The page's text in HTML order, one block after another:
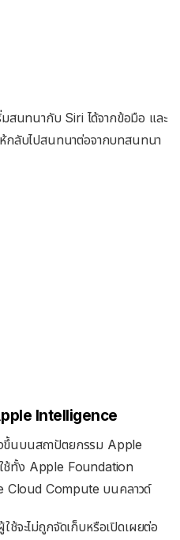
สนทนากับ Siri ได้จากข้อมือ และ
กลับไปสนทนาต่อจากบทสนทนา
Intelligence
ขึ้นบนสถาปัตยกรรม Apple
ช้ทั้ง Apple Foundation
Cloud Compute บนคลาวด์
จะไม่ถูกจัดเก็บหรือเปิดเผยต่อ